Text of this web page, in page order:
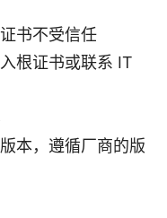
书不受信任
根证书或联系 IT
本，遵循厂商的版